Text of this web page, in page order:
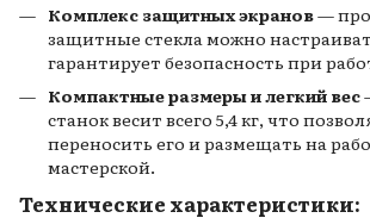
Комплекс защитных экранов—
защитные стекла можно
гарантирует безопасность при
Компактные размеры и легкий вес
станок весит всего 5,4 кг, что
переносить его и размещать на
мастерской.
Технические характеристики: